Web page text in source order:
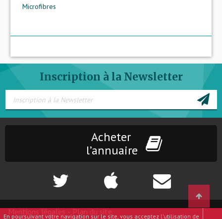
Microfibres
Inscription à la Newsletter
Acheter
l’annuaire
Mentions légales Plan du site
En poursuivant votre navigation sur le site, vous acceptez l'utilisation de